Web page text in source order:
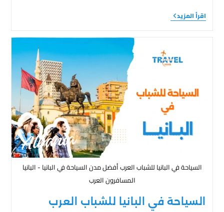
اقرأ المزيد
السياحة في البانيا للشباب العرب أفضل مدن السياحة في البانيا - البانيا
المسافرون العرب
السياحة في البانيا للشباب العرب